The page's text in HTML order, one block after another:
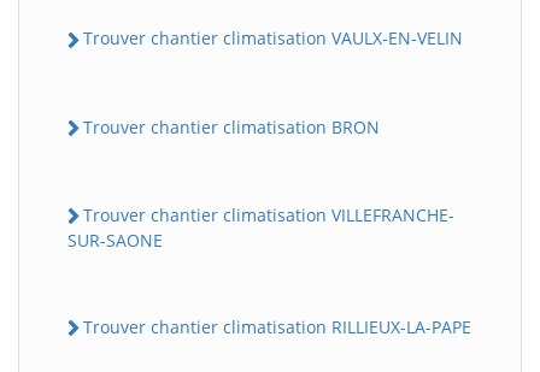
Trouver chantier climatisation VAULX-EN-VELIN
Trouver chantier climatisation BRON
Trouver chantier climatisation VILLEFRANCHE-
SUR-SAONE
Trouver chantier climatisation RILLIEUX-LA-PAPE